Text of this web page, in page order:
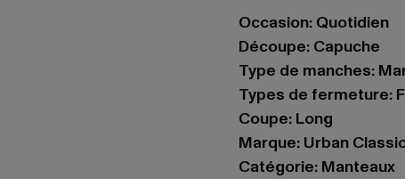
Occasion: Quotidien
Découpe: Capuche
Type de manches:
Types de fermeture:
Coupe: Long
Marque: Urban
Catégorie: Manteaux